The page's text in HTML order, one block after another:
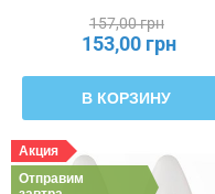
157,00 грн
153,00 грн
В КОРЗИНУ
Акция
Отправим